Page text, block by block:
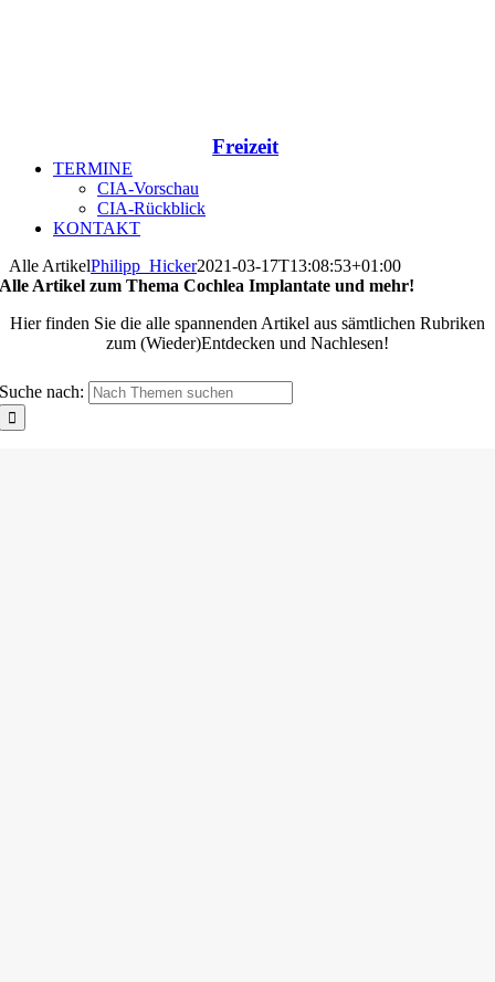
Freizeit
TERMINE
CIA-Vorschau
CIA-Rückblick
KONTAKT
Alle ArtikelPhilipp_Hicker2021-03-17T13:08:53+01:00
Alle Artikel zum Thema Cochlea Implantate und mehr!
Hier finden Sie die alle spannenden Artikel aus sämtlichen Rubriken
zum (Wieder)Entdecken und Nachlesen!
Suche nach: